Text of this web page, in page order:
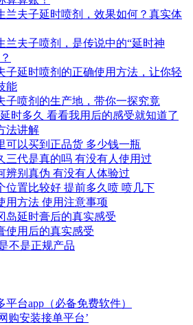
兰夫子延时喷剂，效果如何？真实体
兰夫子喷剂，是传说中的“延时神
子延时喷剂的正确使用方法，让你轻
能
子喷剂的生产地，带你一探究竟
时多久 看看我用后的感受就知道了
法讲解
可以买到正品货 多少钱一瓶
三代是真的吗 有没有人使用过
辨别真伪 有没有人体验过
位置比较好 提前多久喷 喷几下
用方法 使用注意事项
岛延时膏后的真实感受
使用后的真实感受
不是正规产品
台app（必备免费软件）
购安装接单平台’